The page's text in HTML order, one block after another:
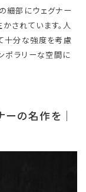
細部にウェグナー
されています。人
十分な強度を考慮
ポラリーな空間に
ーの名作を｜